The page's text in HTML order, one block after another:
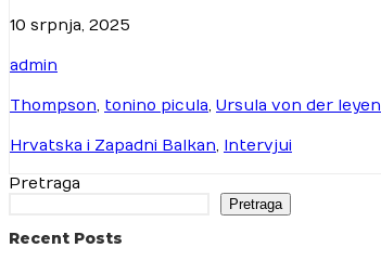
10 srpnja, 2025
admin
Thompson, tonino picula, Ursula von der leyen
Hrvatska i Zapadni Balkan, Intervjui
Pretraga
Pretraga
Recent Posts